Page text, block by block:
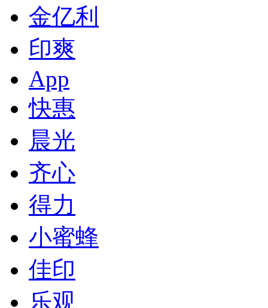
金亿利
印爽
App
快惠
晨光
齐心
得力
小蜜蜂
佳印
乐观